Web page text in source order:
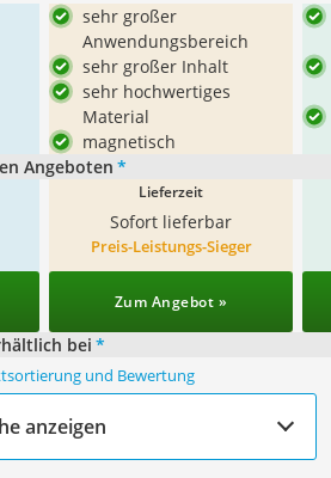
sehr großer
Anwendungsbereich
sehr großer Inhalt
sehr hochwertiges
Material
magnetisch
Angeboten *
Lieferzeit
Sofort lieferbar
Preis-Leistungs-Sieger
Zum Angebot »
bei *
und Bewertung
anzeigen